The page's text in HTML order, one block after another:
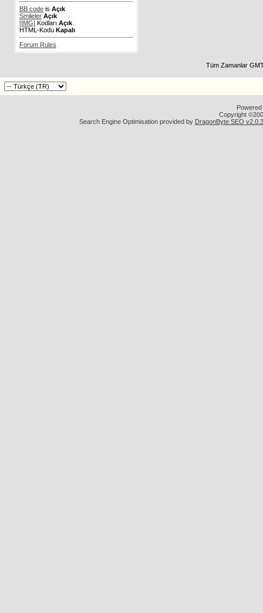
BB code is Açık
Smileler Açık
[IMG] Kodları Açık
HTML-Kodu Kapalı
Forum Rules
Tüm Zamanlar
Copyright
Search Engine Optimisation provided by DragonByte SEO